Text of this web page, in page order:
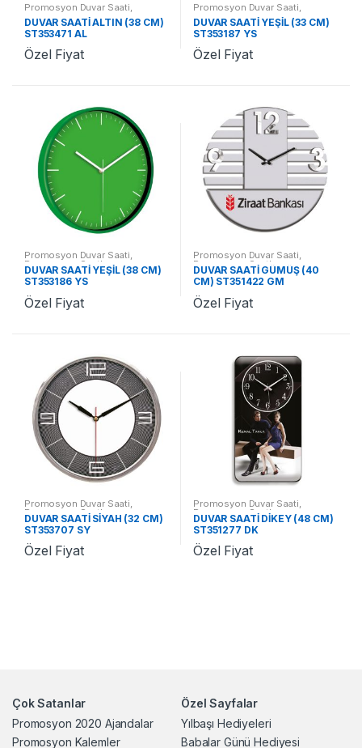
Promosyon Duvar Saati
Promosyon Saatler
DUVAR SAATİ ALTIN (38 CM)
ST353471 AL
Özel Fiyat
Promosyon Duvar Saati
Promosyon Saatler
DUVAR SAATİ YEŞİL (33 CM)
ST353187 YS
Özel Fiyat
Promosyon Duvar Saati,
Promosyon Saatler
DUVAR SAATİ YEŞİL (38 CM)
ST353186 YS
Özel Fiyat
Promosyon Duvar Saati,
Promosyon Saatler
DUVAR SAATİ GÜMÜŞ (40
CM) ST351422 GM
Özel Fiyat
Promosyon Duvar Saati,
Promosyon Saatler
DUVAR SAATİ SİYAH (32 CM)
ST353707 SY
Özel Fiyat
Promosyon Duvar Saati,
Promosyon Saatler
DUVAR SAATİ DİKEY (48 CM)
ST351277 DK
Özel Fiyat
Çok Satanlar
Promosyon 2020 Ajandalar
Promosyon Kalemler
Özel Sayfalar
Yılbaşı Hediyeleri
Babalar Günü Hediyesi